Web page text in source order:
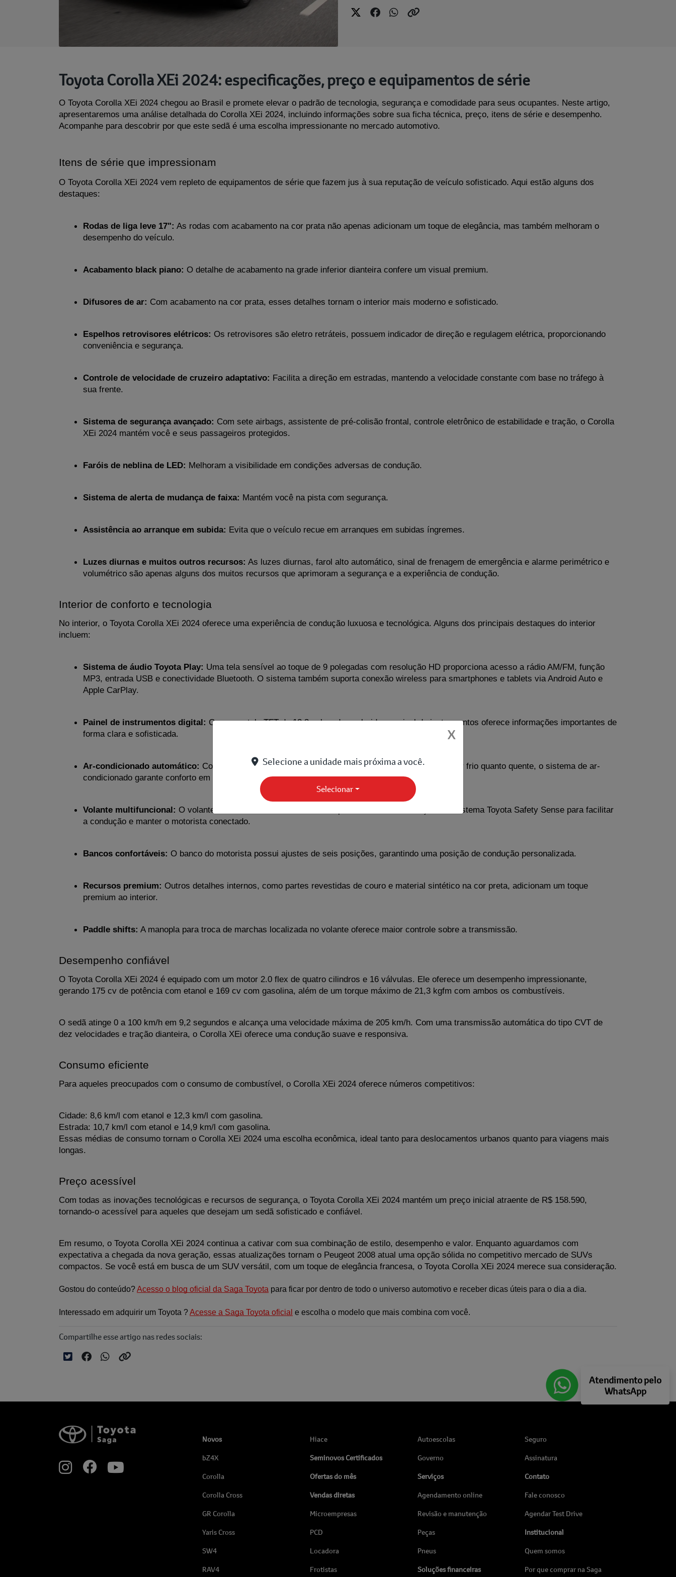
Toyota Corolla XEi 2024: especificações, preço e equipamentos de série
O Toyota Corolla XEi 2024 chegou ao Brasil e promete elevar o padrão de tecnologia, segurança e comodidade para seus ocupantes. Neste artigo,
apresentaremos uma análise detalhada do Corolla XEi 2024, incluindo informações sobre sua ficha técnica, preço, itens de série e desempenho.
Acompanhe para descobrir por que este sedã é uma escolha impressionante no mercado automotivo.
Itens de série que impressionam
O Toyota Corolla XEi 2024 vem repleto de equipamentos de série que fazem jus à sua reputação de veículo sofisticado. Aqui estão alguns dos
destaques:
Rodas de liga leve 17": As rodas com acabamento na cor prata não apenas adicionam um toque de elegância, mas também melhoram o
desempenho do veículo.
Acabamento black piano: O detalhe de acabamento na grade inferior dianteira confere um visual premium.
Difusores de ar: Com acabamento na cor prata, esses detalhes tornam o interior mais moderno e sofisticado.
Espelhos retrovisores elétricos: Os retrovisores são eletro retráteis, possuem indicador de direção e regulagem elétrica, proporcionando
conveniência e segurança.
Controle de velocidade de cruzeiro adaptativo: Facilita a direção em estradas, mantendo a velocidade constante com base no tráfego à
sua frente.
Sistema de segurança avançado: Com sete airbags, assistente de pré-colisão frontal, controle eletrônico de estabilidade e tração, o Corolla
XEi 2024 mantém você e seus passageiros protegidos.
Faróis de neblina de LED: Melhoram a visibilidade em condições adversas de condução.
Sistema de alerta de mudança de faixa: Mantém você na pista com segurança.
Assistência ao arranque em subida: Evita que o veículo recue em arranques em subidas íngremes.
Luzes diurnas e muitos outros recursos: As luzes diurnas, farol alto automático, sinal de frenagem de emergência e alarme perimétrico e
volumétrico são apenas alguns dos muitos recursos que aprimoram a segurança e a experiência de condução.
Interior de conforto e tecnologia
No interior, o Toyota Corolla XEi 2024 oferece uma experiência de condução luxuosa e tecnológica. Alguns dos principais destaques do interior
incluem:
Sistema de áudio Toyota Play: Uma tela sensível ao toque de 9 polegadas com resolução HD proporciona acesso a rádio AM/FM, função
MP3, entrada USB e conectividade Bluetooth. O sistema também suporta conexão wireless para smartphones e tablets via Android Auto e
Apple CarPlay.
Painel de instrumentos digital: Com uma tela TFT de 12,3 polegadas colorida, o painel de instrumentos oferece informações importantes de
forma clara e sofisticada.
Ar-condicionado automático: Com controle digital, filtro antipólen e capacidade de fornecer tanto ar frio quanto quente, o sistema de ar-
condicionado garante conforto em qualquer condição climática.
Volante multifuncional: O volante oferece controles de áudio, computador de bordo e funções do sistema Toyota Safety Sense para facilitar
a condução e manter o motorista conectado.
Bancos confortáveis: O banco do motorista possui ajustes de seis posições, garantindo uma posição de condução personalizada.
Recursos premium: Outros detalhes internos, como partes revestidas de couro e material sintético na cor preta, adicionam um toque
premium ao interior.
Paddle shifts: A manopla para troca de marchas localizada no volante oferece maior controle sobre a transmissão.
Desempenho confiável
O Toyota Corolla XEi 2024 é equipado com um motor 2.0 flex de quatro cilindros e 16 válvulas. Ele oferece um desempenho impressionante,
gerando 175 cv de potência com etanol e 169 cv com gasolina, além de um torque máximo de 21,3 kgfm com ambos os combustíveis.
O sedã atinge 0 a 100 km/h em 9,2 segundos e alcança uma velocidade máxima de 205 km/h. Com uma transmissão automática do tipo CVT de
dez velocidades e tração dianteira, o Corolla XEi oferece uma condução suave e responsiva.
Consumo eficiente
Para aqueles preocupados com o consumo de combustível, o Corolla XEi 2024 oferece números competitivos:
Cidade: 8,6 km/l com etanol e 12,3 km/l com gasolina.
Estrada: 10,7 km/l com etanol e 14,9 km/l com gasolina.
Essas médias de consumo tornam o Corolla XEi 2024 uma escolha econômica, ideal tanto para deslocamentos urbanos quanto para viagens mais
longas.
Preço acessível
Com todas as inovações tecnológicas e recursos de segurança, o Toyota Corolla XEi 2024 mantém um preço inicial atraente de R$ 158.590,
tornando-o acessível para aqueles que desejam um sedã sofisticado e confiável.
Em resumo, o Toyota Corolla XEi 2024 continua a cativar com sua combinação de estilo, desempenho e valor. Enquanto aguardamos com
expectativa a chegada da nova geração, essas atualizações tornam o Peugeot 2008 atual uma opção sólida no competitivo mercado de SUVs
compactos. Se você está em busca de um SUV versátil, com um toque de elegância francesa, o Toyota Corolla XEi 2024 merece sua consideração.
Gostou do conteúdo? Acesso o blog oficial da Saga Toyota para ficar por dentro de todo o universo automotivo e receber dicas úteis para o dia a dia.
Interessado em adquirir um Toyota ? Acesse a Saga Toyota oficial e escolha o modelo que mais combina com você.
Compartilhe esse artigo nas redes sociais:
Novos
bZ4X
Corolla
Corolla Cross
GR Corolla
Yaris Cross
SW4
RAV4
Hiace
Seminovos Certificados
Ofertas do mês
Vendas diretas
Microempresas
PCD
Locadora
Frotistas
Autoescolas
Governo
Serviços
Agendamento online
Revisão e manutenção
Peças
Pneus
Soluções financeiras
Seguro
Assinatura
Contato
Fale conosco
Agendar Test Drive
Institucional
Quem somos
Por que comprar na Saga
Atendimento pelo
WhatsApp
X
Selecione a unidade mais próxima a você.
Selecionar